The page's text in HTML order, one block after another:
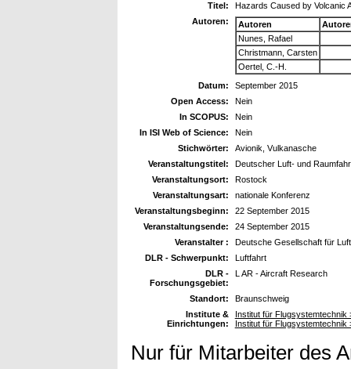
Titel:
Hazards Caused by Volcanic
Autoren:
Autoren
Nunes, Rafael
Christmann, Carsten
Oertel, C.-H.
Datum:
September 2015
Open Access:
Nein
In SCOPUS:
Nein
In ISI Web of Science:
Nein
Stichwörter:
Avionik, Vulkanasche
Veranstaltungstitel:
Deutscher Luft- und
Veranstaltungsort:
Rostock
Veranstaltungsart:
nationale Konferenz
Veranstaltungsbeginn:
22 September 2015
Veranstaltungsende:
24 September 2015
Veranstalter :
Deutsche Gesellschaft für
DLR - Schwerpunkt:
Luftfahrt
DLR -
Forschungsgebiet:
L AR - Aircraft Research
Standort:
Braunschweig
Institute &
Einrichtungen:
Institut für
Institut für Flugsystemtechnik
Nur für Mitarbeiter des